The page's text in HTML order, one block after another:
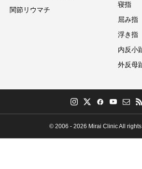
関節リウマチ
寝指
屈み指
浮き指
内反小
外反母
© 2006 - 2026 Mirai Clinic All